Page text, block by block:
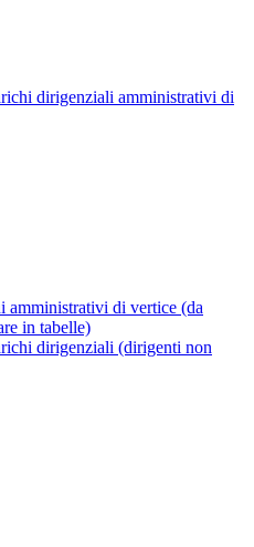
dirigenziali amministrativi di
amministrativi di vertice (da
in tabelle)
dirigenziali (dirigenti non